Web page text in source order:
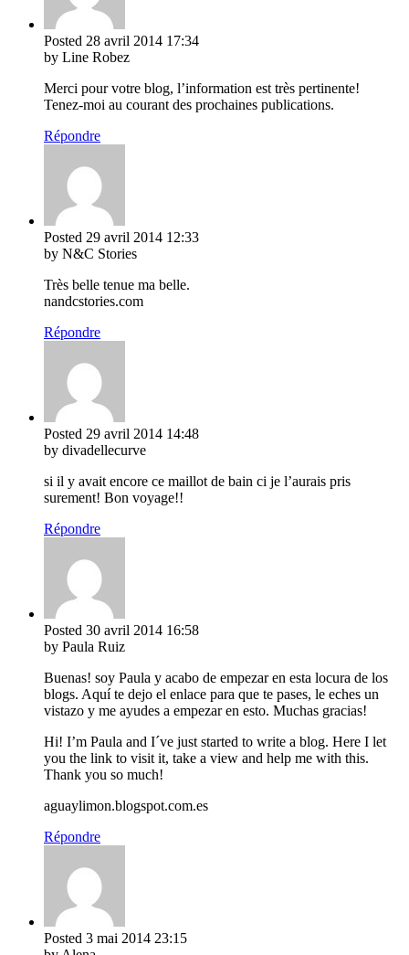
Posted 28 avril 2014 17:34
by Line Robez
Merci pour votre blog, l’information est très pertinente!
Tenez-moi au courant des prochaines publications.
Répondre
Posted 29 avril 2014 12:33
by N&C Stories
Très belle tenue ma belle.
nandcstories.com
Répondre
Posted 29 avril 2014 14:48
by divadellecurve
si il y avait encore ce maillot de bain ci je l’aurais pris
surement! Bon voyage!!
Répondre
Posted 30 avril 2014 16:58
by Paula Ruiz
Buenas! soy Paula y acabo de empezar en esta locura de los
blogs. Aquí te dejo el enlace para que te pases, le eches un
vistazo y me ayudes a empezar en esto. Muchas gracias!
Hi! I’m Paula and I´ve just started to write a blog. Here I let
you the link to visit it, take a view and help me with this.
Thank you so much!
aguaylimon.blogspot.com.es
Répondre
Posted 3 mai 2014 23:15